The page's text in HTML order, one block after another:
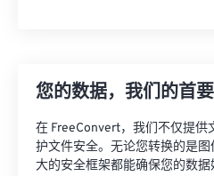
您的数据，我们的首
在 FreeConvert，我们不仅提供
护文件安全。无论您转换的是
大的安全框架都能确保您的数